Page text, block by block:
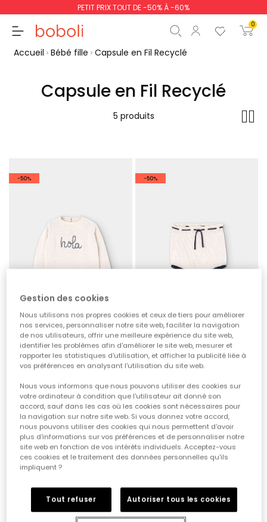
PETIT PRIX TOUT DE -50% À -60%
0
Accueil Bébé fille Capsule en Fil Recyclé
Capsule en Fil Recyclé
5 produits
-50%
Pull bébé fil 100 % recyclé | Limited Edition
32,95 €
16,45 €
-50%
Short bébé blanc en maille fil 100 % recyclé | Limited Edition
22,95 €
11,45 €
-50% -50%
Gestion des cookies
Nous utilisons nos propres cookies et ceux de tiers pour améliorer
nos services, personnaliser notre site web, faciliter la navigation
de nos utilisateurs, offrir une meilleure expérience du site web,
identifier les problèmes afin d'améliorer le site web, mesurer et
rapporter les statistiques d'utilisation, et afficher la publicité liée à
vos préférences en analysant l'utilisation du site web.
Nous vous informons que nous pouvons utiliser des cookies sur
votre ordinateur à condition que l'utilisateur ait donné son
accord, sauf dans les cas où les cookies sont nécessaires pour
la navigation sur notre site web. Si vous donnez votre accord,
nous pouvons utiliser des cookies qui nous permettent d'avoir
plus d'informations sur vos préférences et de personnaliser notre
site web en fonction de vos intérêts individuels. Acceptez-vous
ces cookies et le traitement des données personnelles qu'ils
impliquent ?
Tout refuser Autoriser tous les cookies